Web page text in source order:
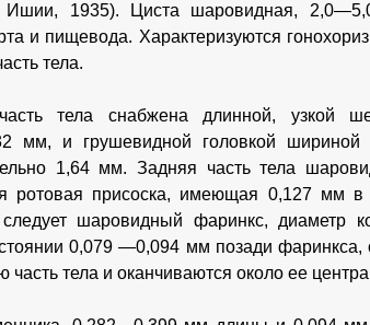
1935). Циста шаровидная,
и пищевода. Характеризуются
тела.
тела снабжена длинной, узкой
мм, и грушевидной головкой
1,64 мм. Задняя часть тела
ротовая присоска, имеющая 0,127 мм
шаровидный фаринкс, диаметр
0,079 —0,094 мм позади фаринкса,
часть тела и оканчиваются около ее